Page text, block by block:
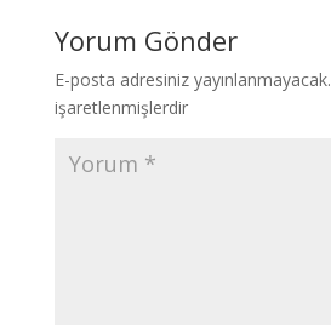
Yorum Gönder
E-posta adresiniz yayınlanmayacak.
işaretlenmişlerdir